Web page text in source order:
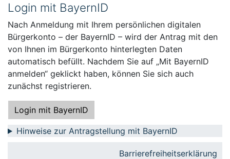
Login mit BayernID
Nach Anmeldung mit Ihrem persönlichen digitalen
Bürgerkonto – der BayernID – wird der Antrag mit den
von Ihnen im Bürgerkonto hinterlegten Daten
automatisch befüllt. Nachdem Sie auf „Mit BayernID
anmelden“ geklickt haben, können Sie sich auch
zunächst registrieren.
Login mit BayernID
Hinweise zur Antragstellung mit BayernID
Barrierefreiheitserklärung